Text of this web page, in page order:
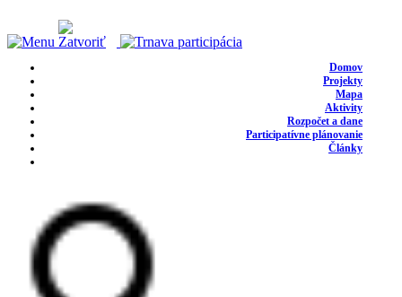
Domov
Projekty
Mapa
Aktivity
Rozpočet a dane
Participatívne plánovanie
Články